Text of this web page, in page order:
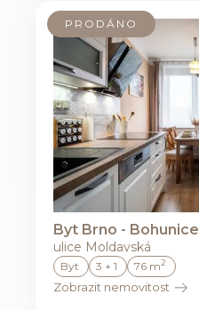
Byt Brno - Bohunice
ulice Moldavská
Byt 3 + 1 76 m2
Zobrazit nemovitost
PRODÁNO